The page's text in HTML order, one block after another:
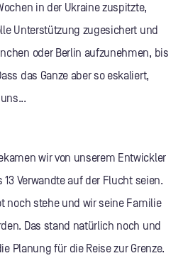
in der Ukraine zuspitzte,
Unterstützung zugesichert und
oder Berlin aufzunehmen, bis
das Ganze aber so eskaliert,
wir von unserem Entwickler
Verwandte auf der Flucht seien.
noch stehe und wir seine Familie
Das stand natürlich noch und
Planung für die Reise zur Grenze.